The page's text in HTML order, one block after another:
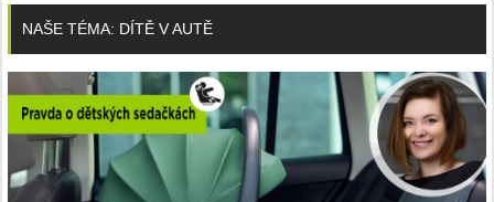
NAŠE TÉMA: DÍTĚ V AUTĚ